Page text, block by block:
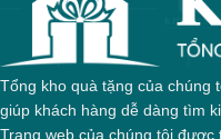
Tổng kho quà tặng của chúng
giúp khách hàng dễ dàng tìm
Trang web của chúng tôi